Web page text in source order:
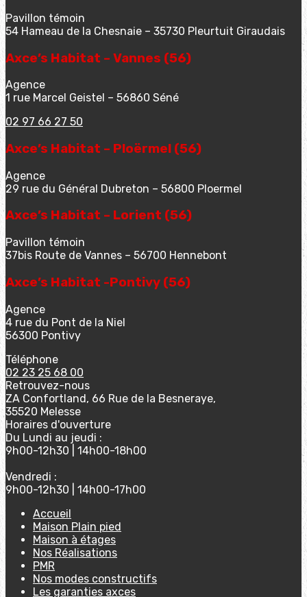
Pavillon témoin
54 Hameau de la Chesnaie – 35730 Pleurtuit Giraudais
Axce’s Habitat – Vannes (56)
Agence
1 rue Marcel Geistel – 56860 Séné
02 97 66 27 50
Axce’s Habitat – Ploërmel (56)
Agence
29 rue du Général Dubreton – 56800 Ploermel
Axce’s Habitat – Lorient (56)
Pavillon témoin
37bis Route de Vannes – 56700 Hennebont
Axce’s Habitat -Pontivy (56)
Agence
4 rue du Pont de la Niel
56300 Pontivy
Téléphone
02 23 25 68 00
Retrouvez-nous
ZA Confortland, 66 Rue de la Besneraye,
35520 Melesse
Horaires d'ouverture
Du Lundi au jeudi :
9h00-12h30 | 14h00-18h00
Vendredi :
9h00-12h30 | 14h00-17h00
Accueil
Maison Plain pied
Maison à étages
Nos Réalisations
PMR
Nos modes constructifs
Les garanties axces